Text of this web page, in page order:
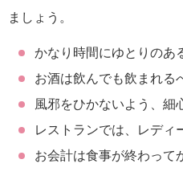
ましょう。
かなり時間にゆとりのあ
お酒は飲んでも飲まれる
風邪をひかないよう、細
レストランでは、レディ
お会計は食事が終わって